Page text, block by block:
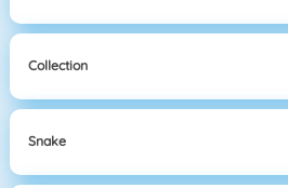
Collection
Snake